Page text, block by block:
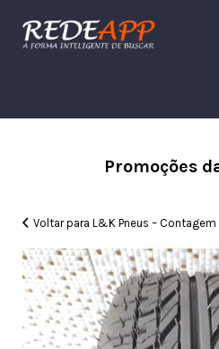
Procurar:
Promoções
Voltar para L&K Pneus – Contagem